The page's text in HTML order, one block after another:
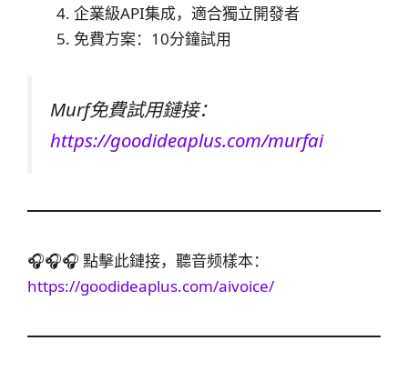
企業級API集成，適合獨立開發者
免費方案：10分鐘試用
Murf免費試用鏈接：
https://goodideaplus.com/murfai
🎧🎧🎧 點擊此鏈接，聽音频樣本：
https://goodideaplus.com/aivoice/